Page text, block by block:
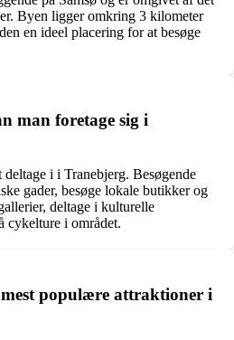
Byen ligger omkring 3 kilometer
en ideel placering for at besøge
man foretage sig i
i i Tranebjerg. Besøgende
gader, besøge lokale butikker og
deltage i kulturelle
cykelture i området.
populære attraktioner i